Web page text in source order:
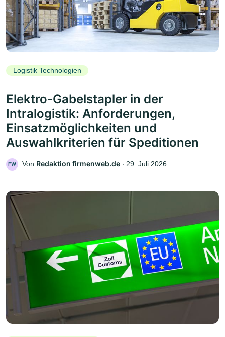
Logistik Technologien
Elektro-Gabelstapler in der
Intralogistik: Anforderungen,
Einsatzmöglichkeiten und
Auswahlkriterien für Speditionen
FW Von Redaktion firmenweb.de ‧ 29. Juli 2026